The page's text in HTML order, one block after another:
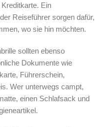
Ein
Reiseführer sorgen dafür,
wo sie hin möchten.
sollten ebenso
Dokumente wie
Führerschein,
Wer unterwegs campt,
einen Schlafsack und